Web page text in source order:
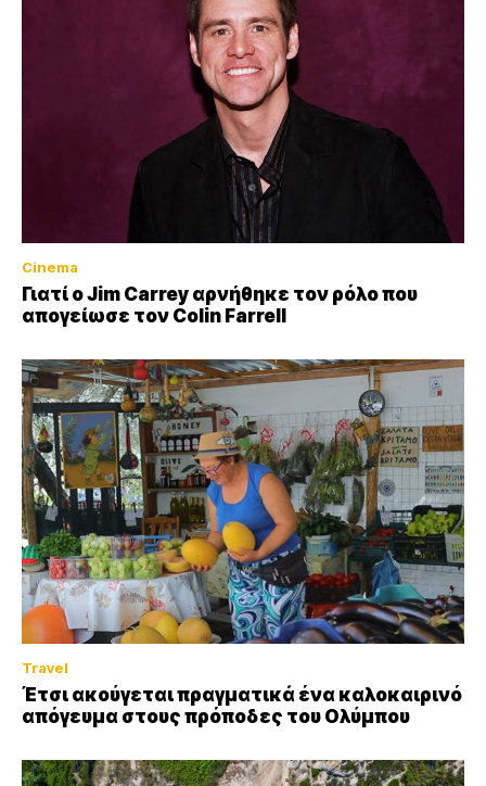
Cinema
Γιατί ο Jim Carrey αρνήθηκε τον ρόλο που
απογείωσε τον Colin Farrell
Travel
Έτσι ακούγεται πραγματικά ένα καλοκαιρινό
απόγευμα στους πρόποδες του Ολύμπου